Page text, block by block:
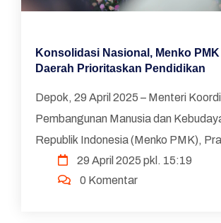
Konsolidasi Nasional, Menko
Daerah Prioritaskan Pendidikan
Depok, 29 April 2025 – Menteri
Pembangunan Manusia dan
Republik Indonesia (Menko PMK),
secara resmi membuka Konsolidasi
Pendidikan Dasar dan Menengah (K...
29 April 2025 pkl. 15:19
0 Komentar